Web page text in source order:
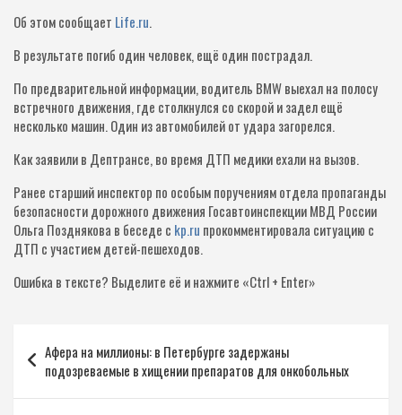
Об этом сообщает Life.ru.
В результате погиб один человек, ещё один пострадал.
По предварительной информации, водитель BMW выехал на полосу
встречного движения, где столкнулся со скорой и задел ещё
несколько машин. Один из автомобилей от удара загорелся.
Как заявили в Дептрансе, во время ДТП медики ехали на вызов.
Ранее старший инспектор по особым поручениям отдела пропаганды
безопасности дорожного движения Госавтоинспекции МВД России
Ольга Позднякова в беседе с kp.ru прокомментировала ситуацию с
ДТП с участием детей-пешеходов.
Ошибка в тексте? Выделите её и нажмите «Ctrl + Enter»
по
записям
Афера на миллионы: в Петербурге задержаны
подозреваемые в хищении препаратов для онкобольных